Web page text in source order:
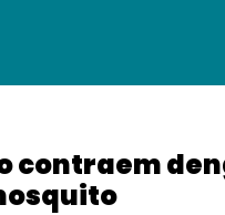
contraem